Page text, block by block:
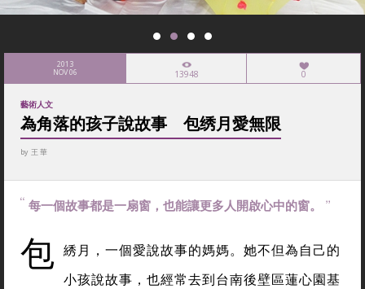
2013
NOV 06 13948 0
藝術人文
為角落的孩子說故事 包绣月愛無限
by 王 華
每一個故事都是一扇窗，也能讓更多人開啟心中的窗。
包 綉月，一個愛說故事的媽媽。她不但為自己的
小孩說故事，也經常去到台南後壁區蓮心園基